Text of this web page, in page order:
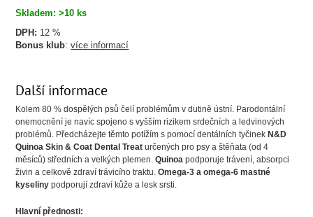
Skladem: >10 ks
DPH: 12 %
Bonus klub:více informací
Další informace
Kolem 80 % dospělých psů čelí problémům v dutině ústní. Parodontální
onemocnění je navíc spojeno s vyšším rizikem srdečních a ledvinových
problémů. Předcházejte těmto potížím s pomocí dentálních tyčinek N&D
Quinoa Skin & Coat Dental Treat určených pro psy a štěňata (od 4
měsíců) středních a velkých plemen.Quinoa podporuje trávení, absorpci
živin a celkově zdraví trávicího traktu.Omega-3 a omega-6 mastné
kyselinypodporují zdraví kůže a lesk srsti.
Hlavní přednosti: